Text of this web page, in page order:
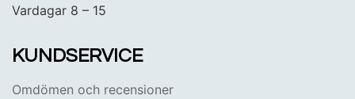
Vardagar 8 – 15
KUNDSERVICE
Omdömen och recensioner